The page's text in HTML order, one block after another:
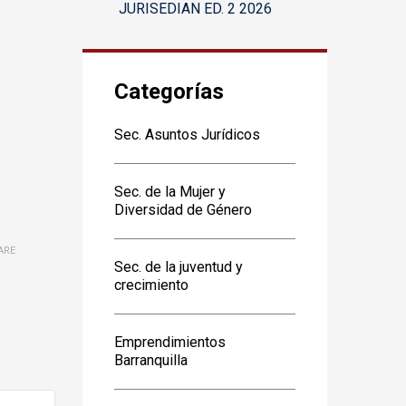
JURISEDIAN ED. 2 2026
Categorías
Sec. Asuntos Jurídicos
Sec. de la Mujer y
Diversidad de Género
Sec. de la juventud y
crecimiento
Emprendimientos
Barranquilla